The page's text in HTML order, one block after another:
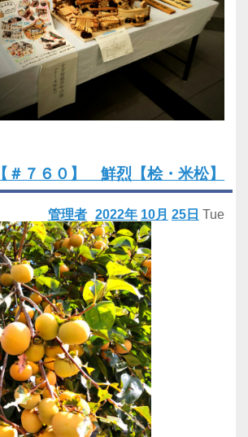
【＃７６０】 鮮烈【桧・米松】
2022年 10月 25日 Tue
管理者